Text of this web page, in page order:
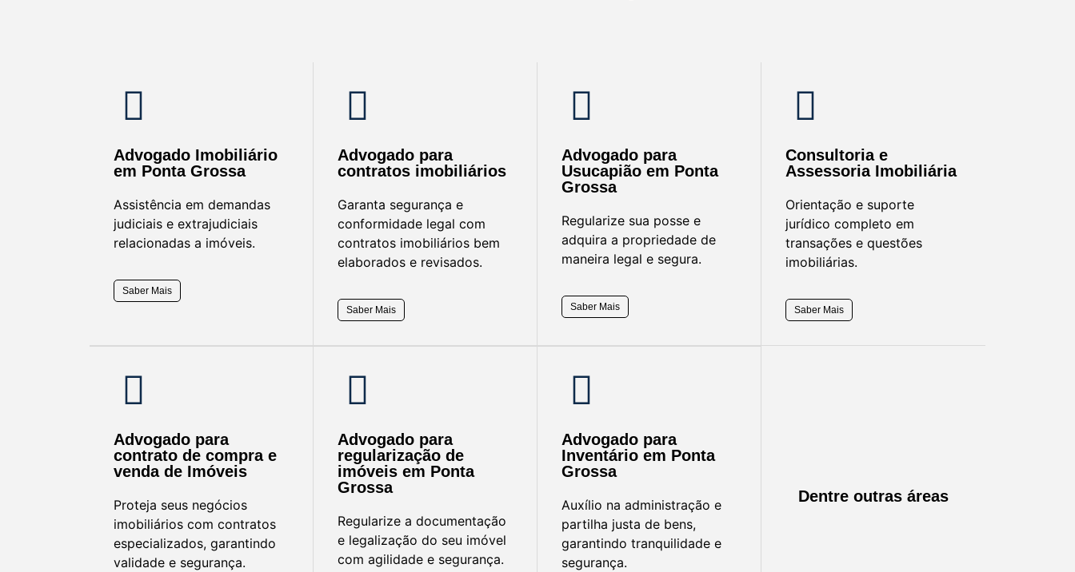
Advogado Imobiliário
em Ponta Grossa
Assistência em demandas
judiciais e extrajudiciais
relacionadas a imóveis.
Saber Mais
Advogado para
contratos imobiliários
Garanta segurança e
conformidade legal com
contratos imobiliários bem
elaborados e revisados.
Saber Mais
Advogado para
Usucapião em Ponta
Grossa
Regularize sua posse e
adquira a propriedade de
maneira legal e segura.
Saber Mais
Consultoria e
Assessoria Imobiliária
Orientação e suporte
jurídico completo em
transações e questões
imobiliárias.
Saber Mais
Advogado para
contrato de compra e
venda de Imóveis
Proteja seus negócios
imobiliários com contratos
especializados, garantindo
validade e segurança.
Advogado para
regularização de
imóveis em Ponta
Grossa
Regularize a documentação
e legalização do seu imóvel
com agilidade e segurança.
Advogado para
Inventário em Ponta
Grossa
Auxílio na administração e
partilha justa de bens,
garantindo tranquilidade e
segurança.
Dentre outras áreas